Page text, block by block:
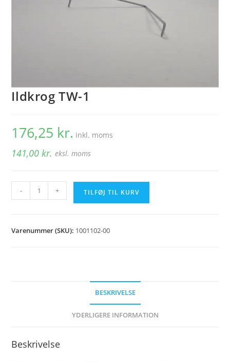
Ildkrog TW-1
176,25 kr. inkl. moms
141,00kr. eksl. moms
TW-
- + TILFØJ TIL KURV
Varenummer (SKU): 1001102-00
BESKRIVELSE
YDERLIGERE INFORMATION
Beskrivelse